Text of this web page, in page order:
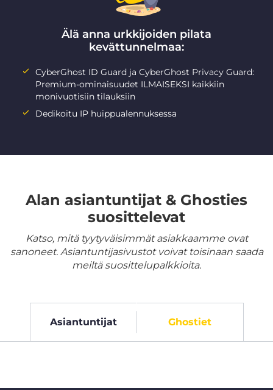
Älä anna urkkijoiden pilata
kevättunnelmaa:
CyberGhost ID Guard ja CyberGhost Privacy Guard:
Premium-ominaisuudet ILMAISEKSI kaikkiin
monivuotisiin tilauksiin
Dedikoitu IP huippualennuksessa
Alan asiantuntijat & Ghosties
suosittelevat
Katso, mitä tyytyväisimmät asiakkaamme ovat
sanoneet. Asiantuntijasivustot voivat toisinaan saada
meiltä suosittelupalkkioita.
Asiantuntijat Ghostiet